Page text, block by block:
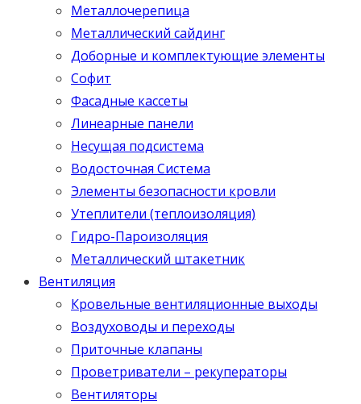
Металлочерепица
Металлический сайдинг
Доборные и комплектующие элементы
Софит
Фасадные кассеты
Линеарные панели
Несущая подсистема
Водосточная Система
Элементы безопасности кровли
Утеплители (теплоизоляция)
Гидро-Пароизоляция
Металлический штакетник
Вентиляция
Кровельные вентиляционные выходы
Воздуховоды и переходы
Приточные клапаны
Проветриватели – рекуператоры
Вентиляторы